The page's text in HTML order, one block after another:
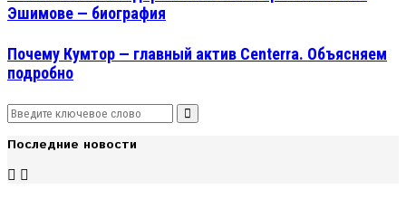
Эшимове — биография
Почему Кумтор — главный актив Centerra. Объясняем
подробно
Search
for:
Search
Последние новости